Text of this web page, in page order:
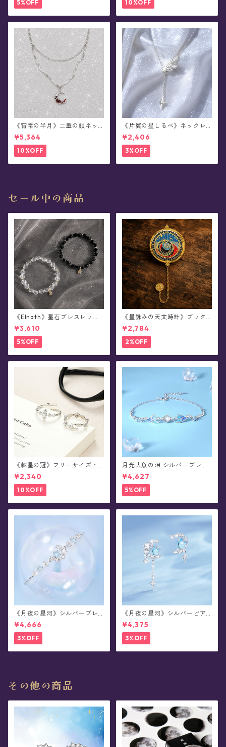
5%OFF 10%OFF
《宵雫の半月》二重の鎖ネッ
クレス
¥5,364
10%OFF
《片翼の星しるべ》ネックレ
ス
¥2,406
3%OFF
セール中の商品
《Elnath》星石ブレスレット
(全2色)
¥3,610
5%OFF
《星詠みの天文時計》ブック
マーカー(全3種)
¥2,784
2%OFF
《棘星の冠》フリーサイズ・
ペアデザイン・リング(全2種)
¥2,340
10%OFF
月光人魚の泪 シルバーブレス
レット
¥4,627
5%OFF
《月夜の星河》シルバーブレ
スレット
¥4,666
3%OFF
《月夜の星河》シルバーピア
ス/イヤリング
¥4,375
3%OFF
その他の商品